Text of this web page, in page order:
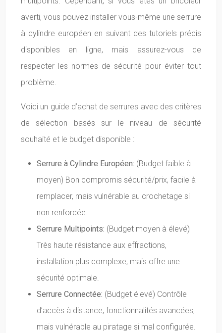
averti, vous pouvez installer vous-même une serrure
à cylindre européen en suivant des tutoriels précis
disponibles en ligne, mais assurez-vous de
respecter les normes de sécurité pour éviter tout
problème.
Voici un guide d’achat de serrures avec des critères
de sélection basés sur le niveau de sécurité
souhaité et le budget disponible :
Serrure à Cylindre Européen: (Budget faible à
moyen) Bon compromis sécurité/prix, facile à
remplacer, mais vulnérable au crochetage si
non renforcée.
Serrure Multipoints: (Budget moyen à élevé)
Très haute résistance aux effractions,
installation plus complexe, mais offre une
sécurité optimale.
Serrure Connectée: (Budget élevé) Contrôle
d’accès à distance, fonctionnalités avancées,
mais vulnérable au piratage si mal configurée.